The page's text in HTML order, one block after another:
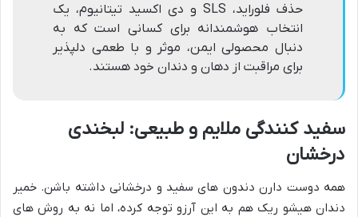
حذف فلوراید، SLS و دی اکسید تیتانیوم، یک
انتخاب هوشمندانه برای کسانی است که به
دنبال محصولی ایمن، موثر و با طعمی دلپذیر
برای مراقبت از دهان و دندان خود هستند.
سفید کنندگی ملایم و طبیعی: لبخندی
درخشان
همه دوست دارن دندون های سفید و درخشانی داشته باشن. خمیر
دندان هیشو ریک هم به این آرزو توجه کرده، اما نه به روش های